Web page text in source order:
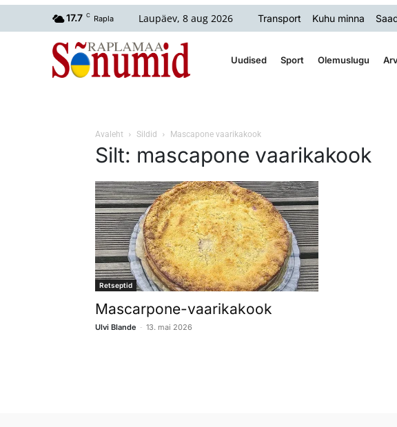
17.7 C Rapla Laupäev, 8 aug 2026 Transport Kuhu minna
Uudised Sport Olemuslugu
Avaleht Sildid Mascapone vaarikakook
Silt: mascapone vaarikakook
Retseptid
Mascarpone-vaarikakook
Ulvi Blande - 13. mai 2026